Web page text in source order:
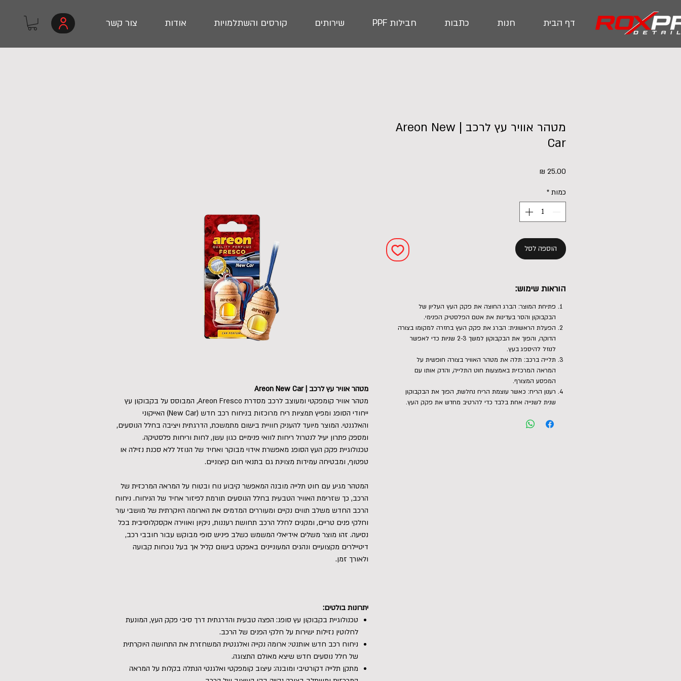
דף הבית חנות כתבות חבילות PPF שירותים קורסים והשתלמויות אודות צור קשר
מטהר אוויר עץ לרכב | Areon New Car
מטהר אוויר קומפקטי ומעוצב לרכב מסדרת Areon Fresco, המבוסס על בקבוקון עץ
ייחודי הסופג ומפיץ תמציות ריח מרוכזות בניחוח רכב חדש (New Car) האייקוני
והאלגנטי. המוצר מיועד להעניק חוויית בישום מתמשכת, הדרגתית ויציבה בחלל הנוסעים,
ומספק פתרון יעיל לנטרול ריחות לוואי פנימיים כגון עשן, לחות וריחות פלסטיקה.
טכנולוגיית פקק העץ הסופג מאפשרת אידוי מבוקר ואחיד של הנוזל ללא סכנת נזילה או
טפטוף, ומבטיחה עמידות מצוינת גם בתנאי חום קיצוניים.
המטהר מגיע עם חוט תלייה מובנה המאפשר קיבוע נוח ובטוח על המראה המרכזית של
הרכב, כך שזרימת האוויר הטבעית בחלל הנוסעים תורמת לפיזור אחיד של הניחוח. ניחוח
הרכב החדש משלב תווים נקיים ומעוררים המדמים את הארומה היוקרתית של מושבי עור
וחלקי פנים טריים, ומקנים לחלל הרכב תחושת רעננות, ניקיון ואווירה אקסקלוסיבית בכל
נסיעה. זהו מוצר משלים אידיאלי המשמש כשלב פיניש סופי מבוקש עבור חובבי רכב,
דיטיילרים מקצועיים ונהגים המעוניינים באפקט בישום קליל אך בעל נוכחות קבועה
ולאורך זמן.
יתרונות בולטים:
טכנולוגיית בקבוקון עץ סופג: הפצה טבעית והדרגתית דרך סיבי פקק העץ, המונעת
לחלוטין נזילות ישירות על חלקי הפנים של הרכב.
ניחוח רכב חדש אותנטי: ארומה נקייה ואלגנטית המשחזרת את התחושה היוקרתית
של חלל נוסעים חדש שיצא מאולם התצוגה.
מתקן תלייה דקורטיבי ומובנה: עיצוב קומפקטי ואלגנטי הנתלה בקלות על המראה
מטהר אוויר עץ לרכב | Areon New
Car
כמות *
הוספה לסל
הוראות שימוש:
פתיחת המוצר: הברג החוצה את פקק העץ העליון של
הבקבוקון והסר בעדינות את אטם הפלסטיק הפנימי.
הפעלת הראשונית: הברג את פקק העץ בחזרה למקומו בצורה
הדוקה, והפוך את הבקבוקון למשך 2-3 שניות כדי לאפשר
לנוזל להיספג בעץ.
תלייה ברכב: תלה את מטהר האוויר בצורה חופשית על
המראה המרכזית באמצעות חוט התלייה, והדק אותו עם
המפסע המצורף.
רענון הריח: כאשר עוצמת הריח נחלשת, הפוך את הבקבוקון
שנית לשנייה אחת בלבד כדי להרטיב מחדש את פקק העץ.